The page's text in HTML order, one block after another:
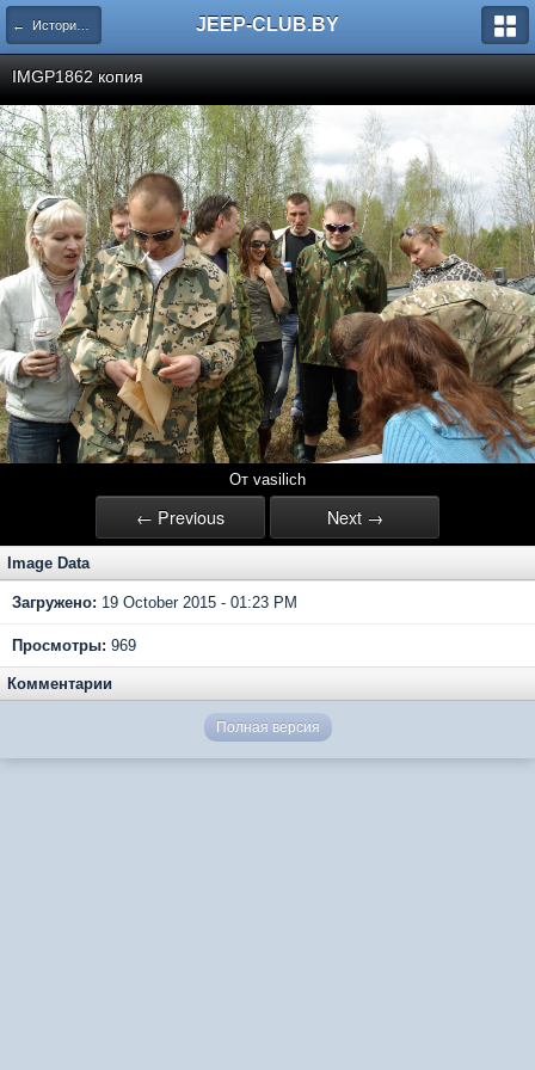
← История Белорусского Jeep клуба JEEP-CLUB.BY
IMGP1862 копия
От vasilich
← Previous Next →
Image Data
Загружено: 19 October 2015 - 01:23 PM
Просмотры: 969
Комментарии
Полная версия